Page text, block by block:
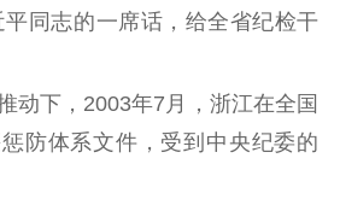
电影工作
机关党建
同志的一席话，给全省纪检干
下，2003年7月，浙江在全国
防体系文件，受到中央纪委的